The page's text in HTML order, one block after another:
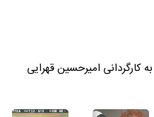
کارگردانی امیرحسین قهرایی